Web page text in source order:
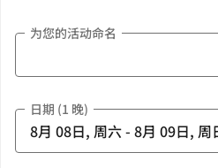
为您的活动命名
日期 (1 晚)